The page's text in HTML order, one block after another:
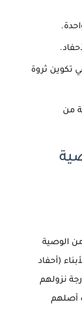
تكوين ثروة
من
الوصية
(أحفاد
نزولهم
أصلهم